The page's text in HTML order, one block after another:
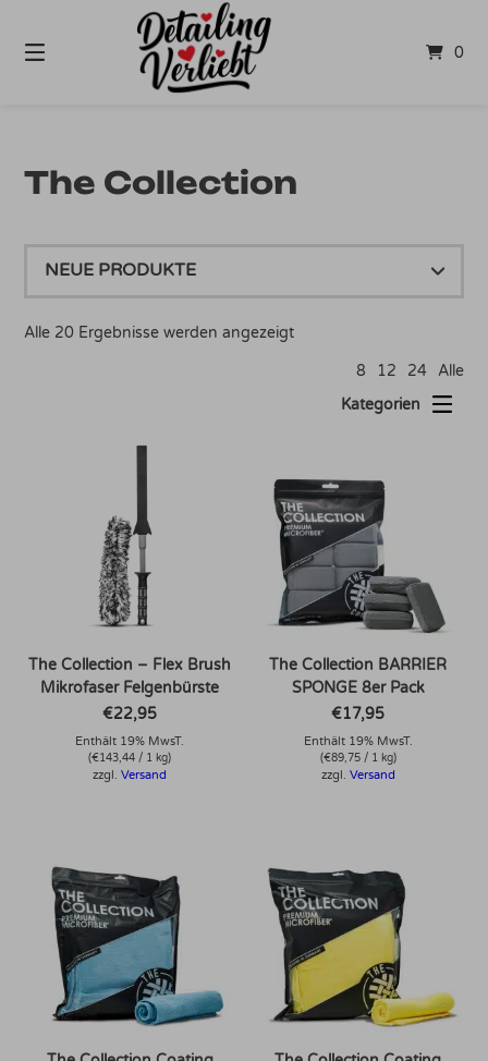
Inhalt
0
The Collection
Alle 20 Ergebnisse werden angezeigtNach
8 12 24 Alle
The Collection – Flex Brush
Mikrofaser Felgenbürste
€22,95
Enthält 19% MwsT.
(€143,44 / 1 kg)
zzgl.Versand
The Collection BARRIER
SPONGE 8er Pack
€17,95
Enthält 19% MwsT.
(€89,75/ 1 kg)
zzgl. Versand
Kategorien